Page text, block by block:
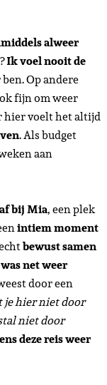
alweer
Ik voel nooit de
Op andere
fijn om weer
hier voelt het altijd
. Als budget
aan
bij Mia, een plek
intiem moment
bewust samen
net weer
door een
je hier niet door
niet door
deze reis weer